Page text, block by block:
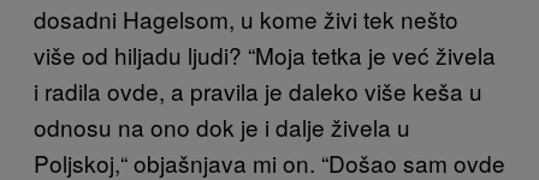
dosadni Hagelsom, u kome živi tek nešto
više od hiljadu ljudi? “Moja tetka je već živela
i radila ovde, a pravila je daleko više keša u
odnosu na ono dok je i dalje živela u
Poljskoj,“ objašnjava mi on. “Došao sam ovde